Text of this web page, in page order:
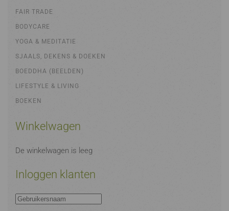
FAIR TRADE
BODYCARE
YOGA & MEDITATIE
SJAALS, DEKENS & DOEKEN
BOEDDHA (BEELDEN)
LIFESTYLE & LIVING
BOEKEN
Winkelwagen
De winkelwagen is leeg
Inloggen klanten